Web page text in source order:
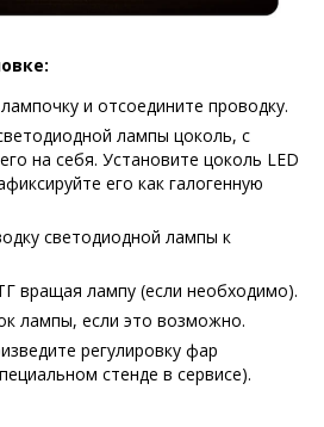
и отсоедините проводку.
лампы цоколь, с
на себя. Установите цоколь LED
его как галогенную
светодиодной лампы к
вращая лампу (если необходимо).
лампы, если это возможно.
регулировку фар
стенде в сервисе).